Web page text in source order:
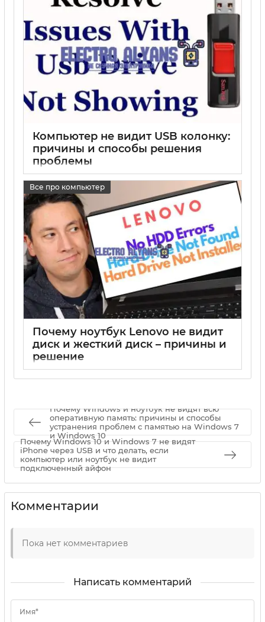
Компьютер не видит USB колонку:
причины и способы решения
проблемы
Все про компьютер
Почему ноутбук Lenovo не видит
диск и жесткий диск – причины и
решение
Почему Windows и ноутбук не видят всю
оперативную память: причины и способы
устранения проблем с памятью на Windows 7
и Windows 10
Почему Windows 10 и Windows 7 не видят
iPhone через USB и что делать, если
компьютер или ноутбук не видит
подключенный айфон
Комментарии
Пока нет комментариев
Написать комментарий
Имя*